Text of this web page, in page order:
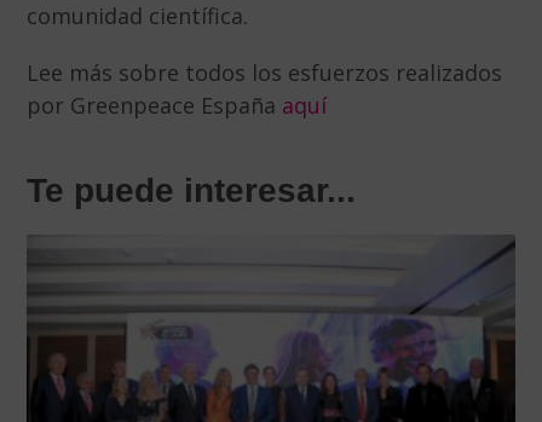
comunidad científica.
Lee más sobre todos los esfuerzos realizados
por Greenpeace España aquí
Te puede interesar...